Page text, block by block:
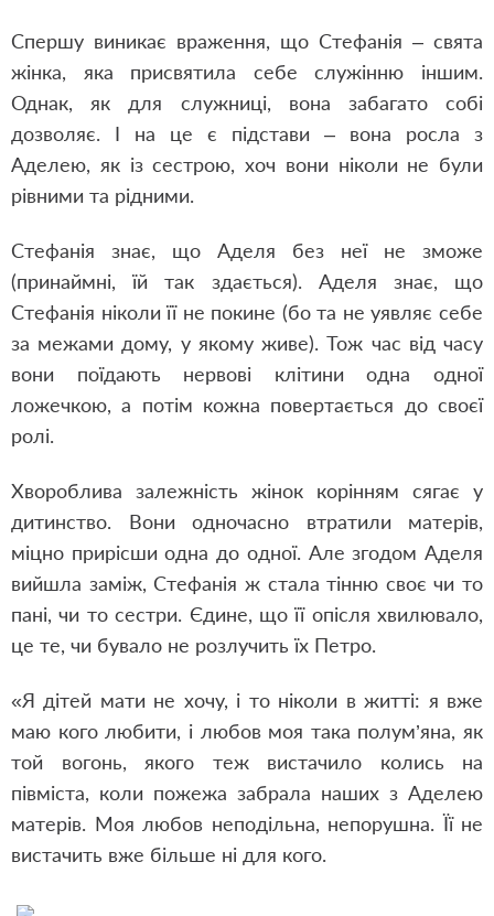
Спершу виникає враження, що Стефанія – свята
жінка, яка присвятила себе служінню іншим.
Однак, як для служниці, вона забагато собі
дозволяє. І на це є підстави – вона росла з
Аделею, як із сестрою, хоч вони ніколи не були
рівними та рідними.
Стефанія знає, що Аделя без неї не зможе
(принаймні, їй так здається). Аделя знає, що
Стефанія ніколи її не покине (бо та не уявляє себе
за межами дому, у якому живе). Тож час від часу
вони поїдають нервові клітини одна одної
ложечкою, а потім кожна повертається до своєї
ролі.
Хвороблива залежність жінок корінням сягає у
дитинство. Вони одночасно втратили матерів,
міцно прирісши одна до одної. Але згодом Аделя
вийшла заміж, Стефанія ж стала тінню своє чи то
пані, чи то сестри. Єдине, що її опісля хвилювало,
це те, чи бувало не розлучить їх Петро.
«Я дітей мати не хочу, і то ніколи в житті: я вже
маю кого любити, і любов моя така полум’яна, як
той вогонь, якого теж вистачило колись на
півміста, коли пожежа забрала наших з Аделею
матерів. Моя любов неподільна, непорушна. Її не
вистачить вже більше ні для кого.